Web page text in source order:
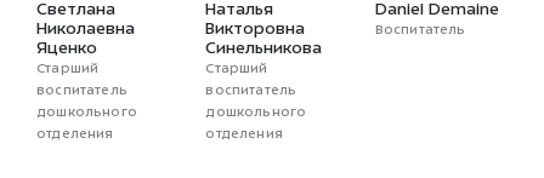
Светлана
Николаевна
Яценко
Старший
воспитатель
дошкольного
отделения
Наталья
Викторовна
Синельникова
Старший
воспитатель
дошкольного
отделения
Daniel Demaine
Воспитатель